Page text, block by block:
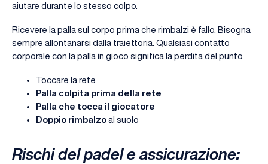
aiutare durante lo stesso colpo.
Ricevere la palla sul corpo prima che rimbalzi è fallo. Bisogna
sempre allontanarsi dalla traiettoria. Qualsiasi contatto
corporale con la palla in gioco significa la perdita del punto.
Toccare la rete
Palla colpita prima della rete
Palla che tocca il giocatore
Doppio rimbalzo al suolo
Rischi del padel e assicurazione: